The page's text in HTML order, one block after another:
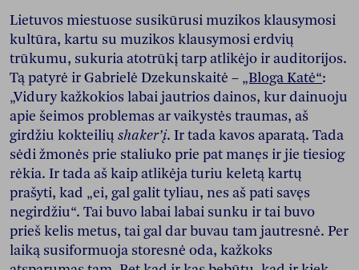
Lietuvos miestuose susikūrusi muzikos klausymosi
kultūra, kartu su muzikos klausymosi erdvių
trūkumu, sukuria atotrūkį tarp atlikėjo ir auditorijos.
Tą patyrė ir Gabrielė Dzekunskaitė – „Bloga Katė“:
„Vidury kažkokios labai jautrios dainos, kur dainuoju
apie šeimos problemas ar vaikystės traumas, aš
girdžiu kokteiliųshaker’į. Ir tada kavos aparatą. Tada
sėdi žmonės prie staliuko prie pat manęs ir jie tiesiog
rėkia. Ir tada aš kaip atlikėja turiu keletą kartų
prašyti, kad „ei, gal galit tyliau, nes aš pati savęs
negirdžiu“. Tai buvo labai labai sunku ir tai buvo
prieš kelis metus, tai gal dar buvau tam jautresnė. Per
laiką susiformuoja storesnė oda, kažkoks